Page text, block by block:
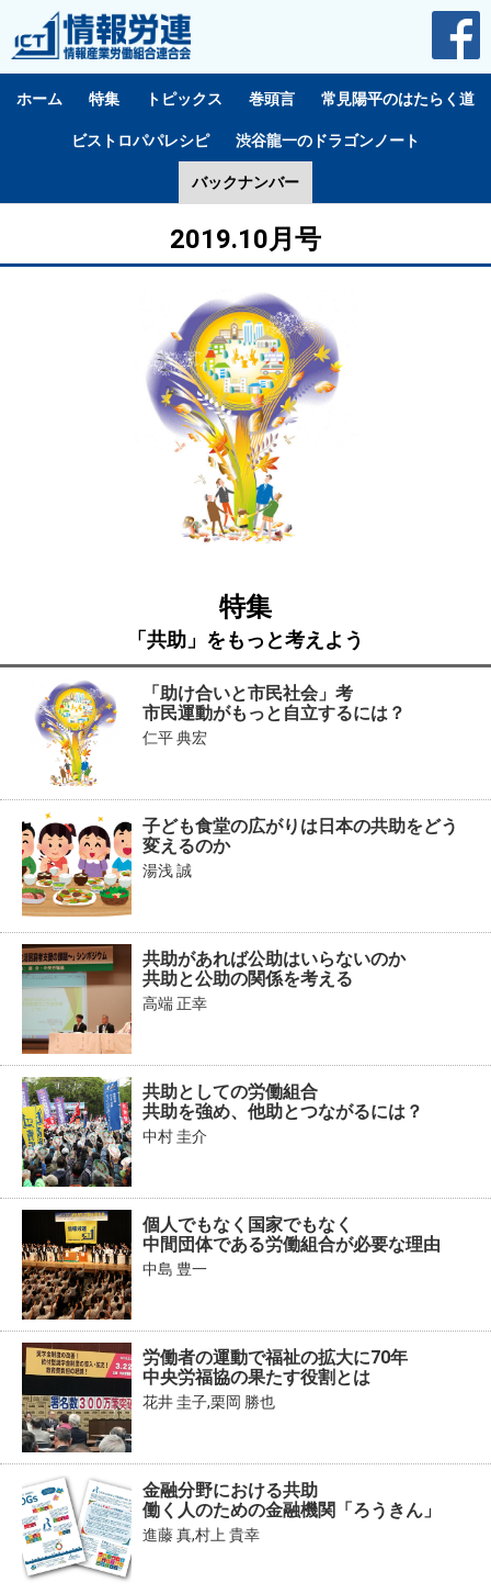
ホーム 特集 トピックス 巻頭言 常見陽平のはたらく道
ビストロパパレシピ 渋谷龍一のドラゴンノート
バックナンバー
2019.10月号
特集
「共助」をもっと考えよう
「助け合いと市民社会」考
市民運動がもっと自立するには？
仁平 典宏
子ども食堂の広がりは日本の共助をどう
変えるのか
湯浅 誠
共助があれば公助はいらないのか
共助と公助の関係を考える
高端 正幸
共助としての労働組合
共助を強め、他助とつながるには？
中村 圭介
個人でもなく国家でもなく
中間団体である労働組合が必要な理由
中島 豊一
労働者の運動で福祉の拡大に70年
中央労福協の果たす役割とは
花井 圭子,栗岡 勝也
金融分野における共助
働く人のための金融機関「ろうきん」
進藤 真,村上 貴幸